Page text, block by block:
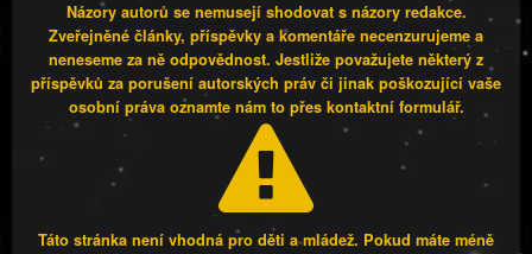
Názory autorů se nemusejí shodovat s názory redakce.
Zveřejněné články, příspěvky a komentáře necenzurujeme a
neneseme za ně odpovědnost. Jestliže považujete některý z
příspěvků za porušení autorských práv či jinak poškozující vaše
osobní práva oznamte nám to přes kontaktní formulář.
Táto stránka není vhodná pro děti a mládež. Pokud máte méně